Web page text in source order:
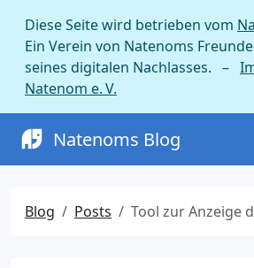
Diese Seite wird betrieben vom
Ein Verein von Natenoms
seines digitalen Nachlasses. –
Natenom e. V.
Natenoms Blog
Blog Posts Tool zur Anzeige der verwendeten